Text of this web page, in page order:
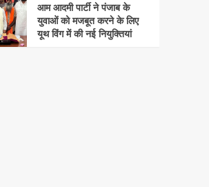
आम आदमी पार्टी ने पंजाब के
युवाओं को मजबूत करने के लिए
यूथ विंग में की नई नियुक्तियां